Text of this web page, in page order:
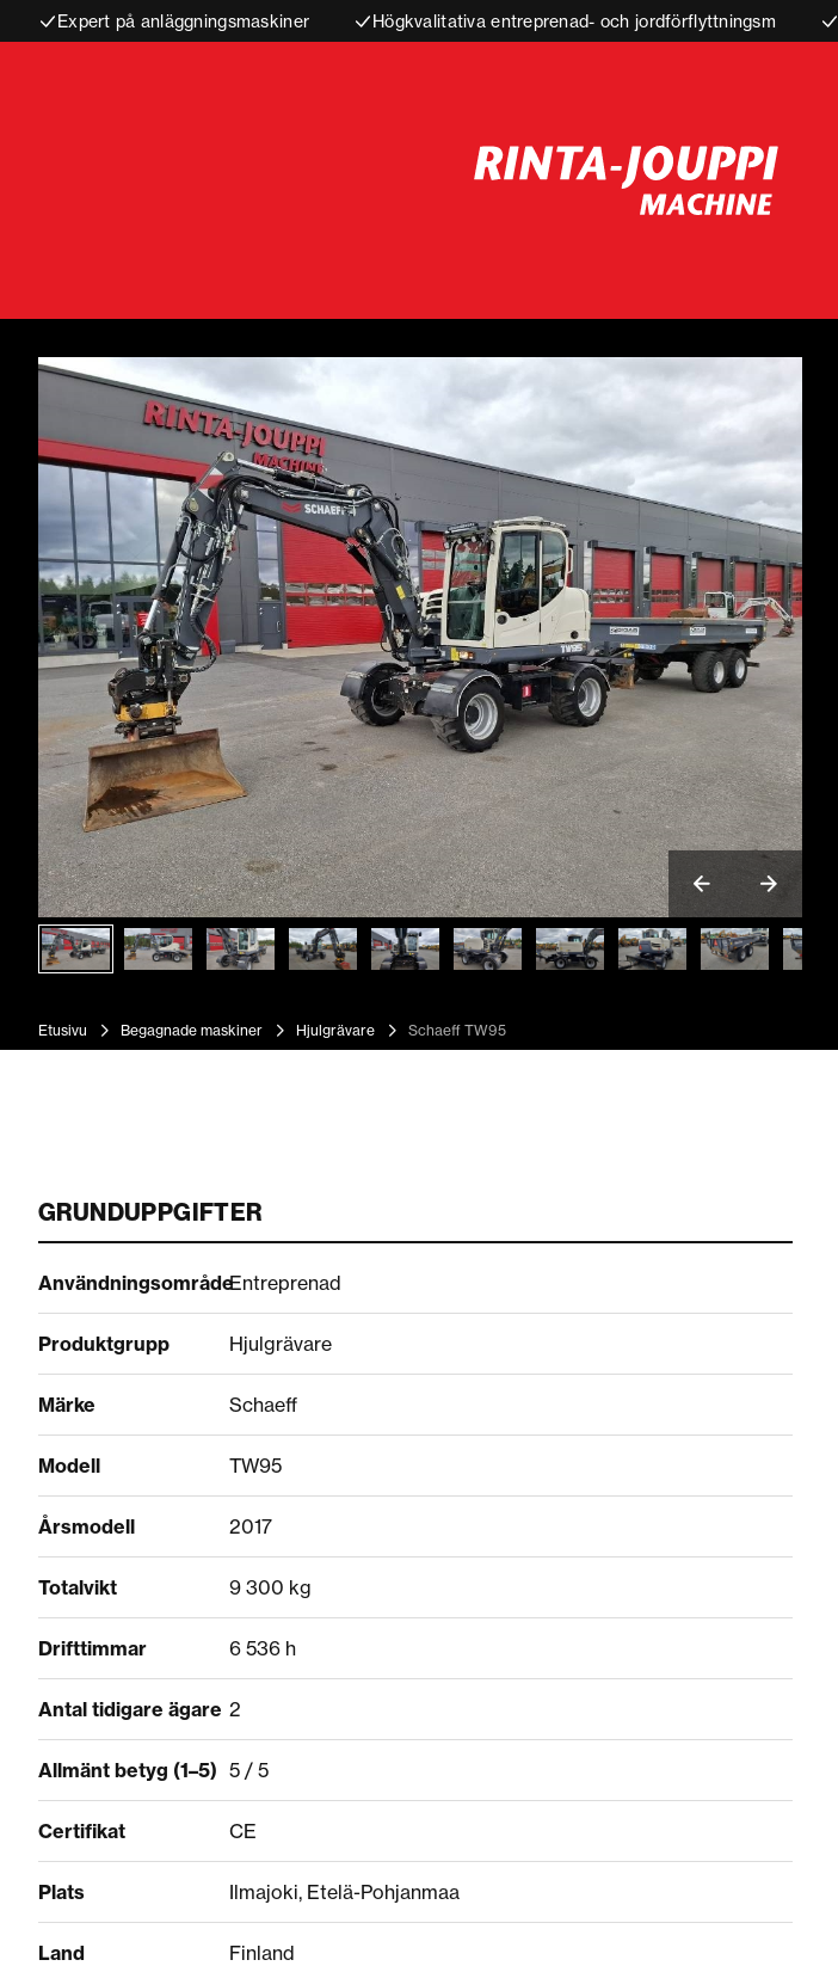
Expert på anläggningsmaskiner Högkvalitativa entreprenad- och jordförflyttningsm
Etusivu Begagnade maskiner Hjulgrävare Schaeff TW95
GRUNDUPPGIFTER
AnvändningsområdeEntreprenad
Produktgrupp Hjulgrävare
Märke Schaeff
Modell TW95
Årsmodell 2017
Totalvikt 9 300 kg
Drifttimmar 6 536 h
Antal tidigare ägare 2
Allmänt betyg (1–5) 5 / 5
Certifikat CE
Plats Ilmajoki, Etelä-Pohjanmaa
Land Finland